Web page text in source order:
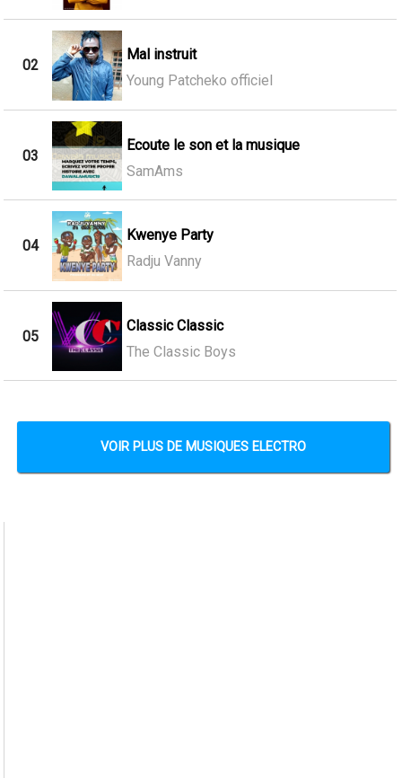
02
Mal instruit
Young Patcheko officiel
03
Ecoute le son et la musique
SamAms
04
Kwenye Party
Radju Vanny
05
Classic Classic
The Classic Boys
VOIR PLUS DE MUSIQUES ELECTRO